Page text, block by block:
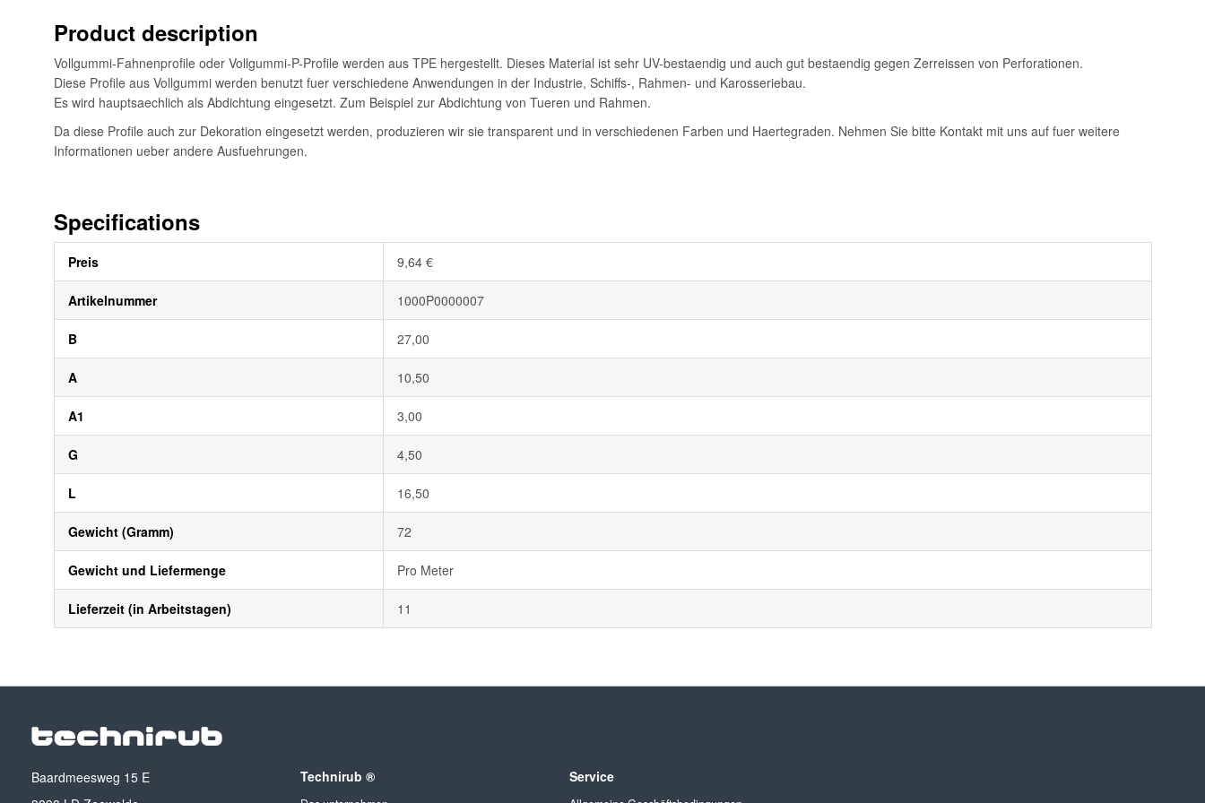
Product description
Vollgummi-Fahnenprofile oder Vollgummi-P-Profile werden aus TPE hergestellt. Dieses Material ist sehr UV-bestaendig und auch gut bestaendig gegen Zerreissen von Perforationen.
Diese Profile aus Vollgummi werden benutzt fuer verschiedene Anwendungen in der Industrie, Schiffs-, Rahmen- und Karosseriebau.
Es wird hauptsaechlich als Abdichtung eingesetzt. Zum Beispiel zur Abdichtung von Tueren und Rahmen.
Da diese Profile auch zur Dekoration eingesetzt werden, produzieren wir sie transparent und in verschiedenen Farben und Haertegraden. Nehmen Sie bitte Kontakt mit uns auf fuer weitere
Informationen ueber andere Ausfuehrungen.
Specifications
Informationen
Preis 9,64 €
Artikelnummer 1000P0000007
B 27,00
A 10,50
A1 3,00
G 4,50
L 16,50
Gewicht (Gramm) 72
Gewicht und Liefermenge Pro Meter
Lieferzeit (in Arbeitstagen) 11
Baardmeesweg 15 E
Technirub ® Service